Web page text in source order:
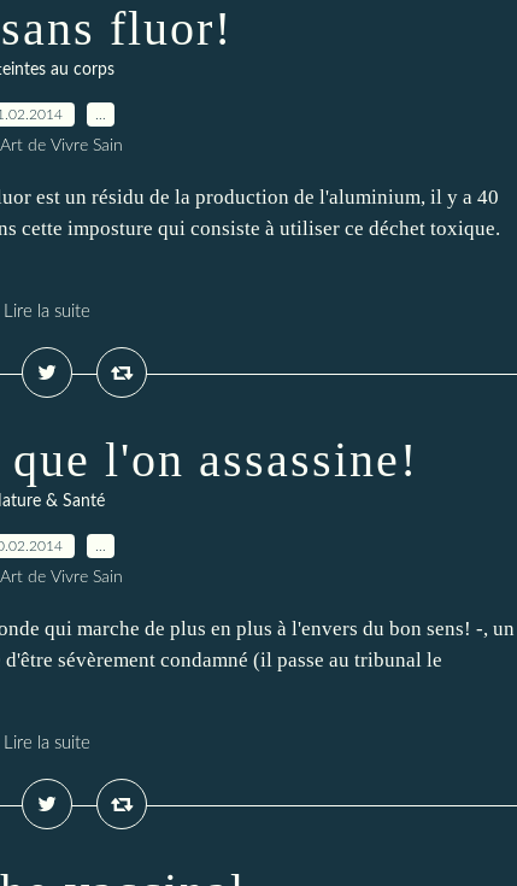
fluor!
au corps
de Vivre Sain
est un résidu de la production de l'aluminium, il y a 40
cette imposture qui consiste à utiliser ce déchet toxique.
Lire la suite
l'on assassine!
& Santé
de Vivre Sain
qui marche de plus en plus à l'envers du bon sens! -, un
sévèrement condamné (il passe au tribunal le
Lire la suite